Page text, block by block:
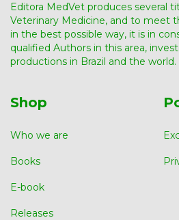
Editora MedVet produces several
Veterinary Medicine, and to meet
in the best possible way, it is in
qualified Authors in this area,
productions in Brazil and the world.
Shop
Who we are
Books
E-book
Releases